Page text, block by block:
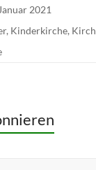
2021
, Kinderkirche,